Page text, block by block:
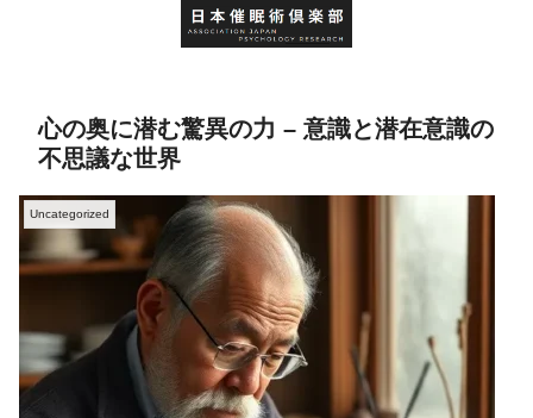
心の奥に潜む驚異の力 – 意識と潜在意識の
不思議な世界
Uncategorized